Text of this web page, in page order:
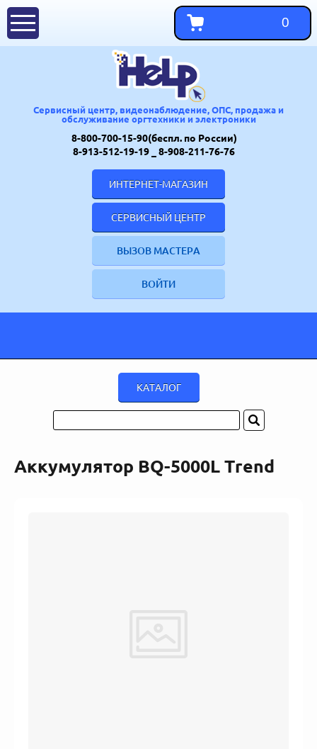
Сервисный центр, видеонаблюдение, ОПС, продажа и
обслуживание оргтехники и электроники
8-800-700-15-90(беспл. по России)
8-913-512-19-19
_ 8-908-211-76-76
ИНТЕРНЕТ-МАГАЗИН
СЕРВИСНЫЙ ЦЕНТР
ВЫЗОВ МАСТЕРА
ВОЙТИ
0
Аккумулятор BQ-5000L Trend